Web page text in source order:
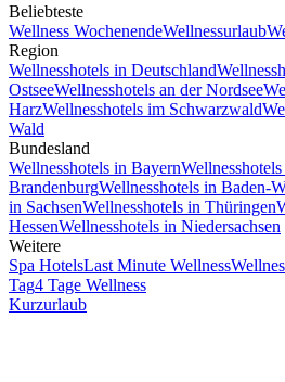
Beliebteste
Wellness WochenendeWellnessurlaub
Region
Wellnesshotels in Deutschland
OstseeWellnesshotels an der Nordsee
HarzWellnesshotels im Schwarzwald
Wald
Bundesland
Wellnesshotels in Bayern
BrandenburgWellnesshotels in Baden-
in SachsenWellnesshotels in Thüringen
HessenWellnesshotels in Niedersachsen
Weitere
Spa HotelsLast Minute Wellness
Tag4 Tage Wellness
Kurzurlaub